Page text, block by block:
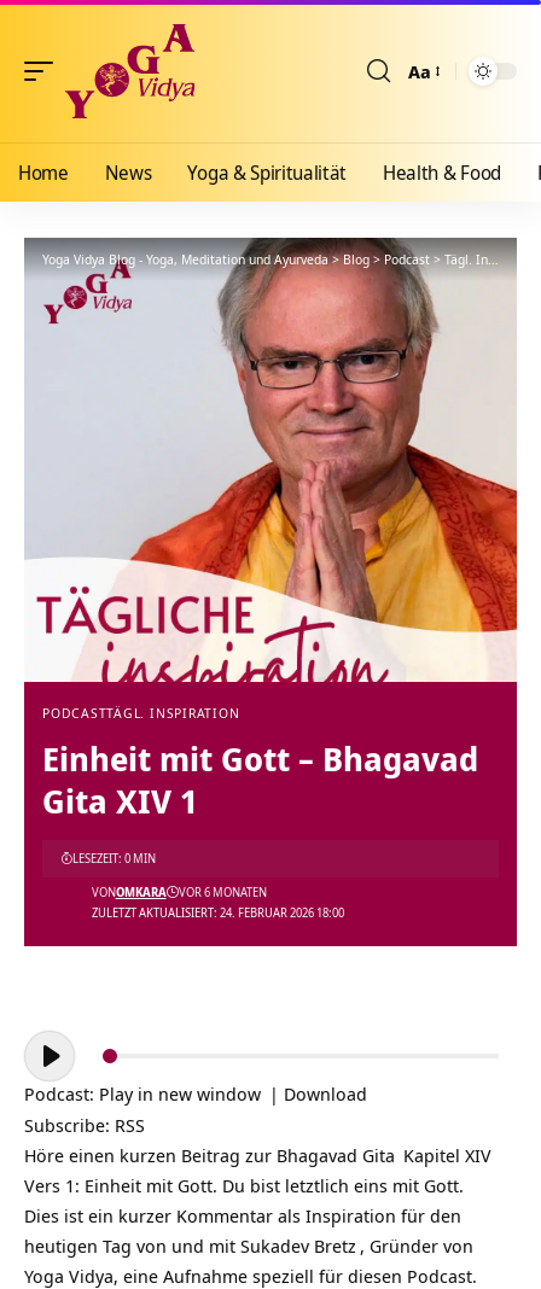
Aa
Home News Yoga & Spiritualität Health & Food
Yoga Vidya Blog - Yoga, Meditation und Ayurveda>Blog>Podcast>Tägl. Inspiration
PODCASTTÄGL. INSPIRATION
Einheit mit Gott – Bhagavad
Gita XIV 1
ZULETZT AKTUALISIERT: 24. FEBRUAR 2026 18:00
VONOMKARA VOR 6 MONATEN
LESEZEIT: 0 MIN
Audio-
Player
Podcast: Play in new window | Download
Subscribe: RSS
Höre einen kurzen Beitrag zur Bhagavad Gita Kapitel XIV
Vers 1: Einheit mit Gott. Du bist letztlich eins mit Gott.
Dies ist ein kurzer Kommentar als Inspiration für den
heutigen Tag von und mit Sukadev Bretz , Gründer von
Yoga Vidya, eine Aufnahme speziell für diesen Podcast.